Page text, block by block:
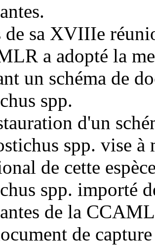
sa XVIIIe
a adopté la
un schéma de
spp.
d'un
spp. vise
de cette
spp. importé
de la
de